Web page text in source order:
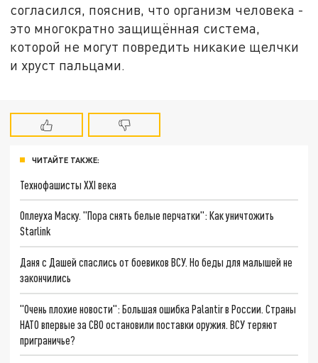
согласился, пояснив, что организм человека -
это многократно защищённая система,
которой не могут повредить никакие щелчки
и хруст пальцами.
ЧИТАЙТЕ ТАКЖЕ:
Технофашисты XXI века
Оплеуха Маску. "Пора снять белые перчатки": Как уничтожить
Starlink
Даня с Дашей спаслись от боевиков ВСУ. Но беды для малышей не
закончились
"Очень плохие новости": Большая ошибка Palantir в России. Страны
НАТО впервые за СВО остановили поставки оружия. ВСУ теряют
приграничье?